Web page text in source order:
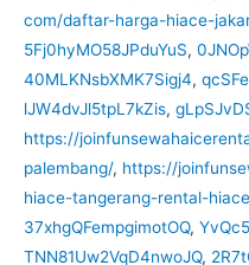
com/daftar-harga-hiace-
5Fj0hyMO58JPduYuS,
40MLKNsbXMK7Sigj4,
lJW4dvJl5tpL7kZis,
https://
palembang/, https://
hiace-tangerang-rental-
37xhgQFempgimotOQ,
TNN81Uw2VqD4nwoJQ,